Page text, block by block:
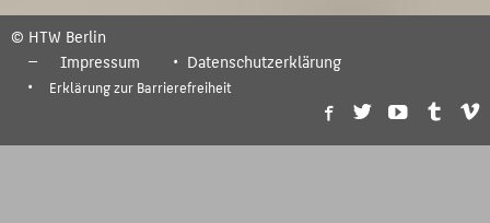
© HTW Berlin
Impressum
Datenschutzerklärung
Erklärung zur Barrierefreiheit